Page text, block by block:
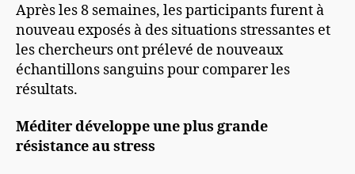
Après les 8 semaines, les participants furent à
nouveau exposés à des situations stressantes et
les chercheurs ont prélevé de nouveaux
échantillons sanguins pour comparer les
résultats.
Méditer développe une plus grande
résistance au stress